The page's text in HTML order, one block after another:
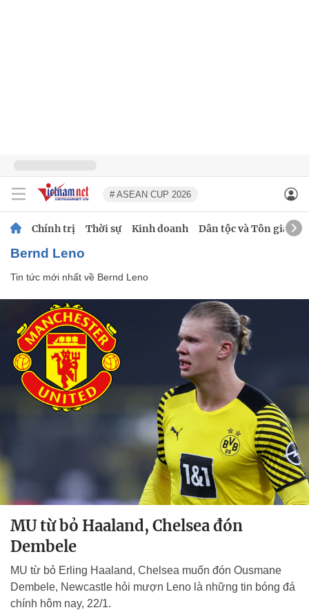
# ASEAN CUP 2026
Chính trị Thời sự Kinh doanh Dân tộc và Tôn giáo
Bernd Leno
Tin tức mới nhất về Bernd Leno
MU từ bỏ Haaland, Chelsea đón
Dembele
MU từ bỏ Erling Haaland, Chelsea muốn đón Ousmane
Dembele, Newcastle hỏi mượn Leno là những tin bóng đá
chính hôm nay, 22/1.